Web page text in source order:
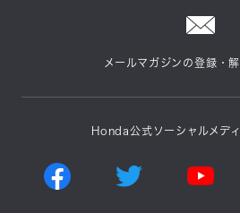
メールマガジンの登録・
Honda公式ソーシャルメデ